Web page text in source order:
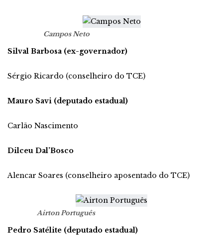
Campos Neto
Silval Barbosa (ex-governador)
Sérgio Ricardo (conselheiro do TCE)
Mauro Savi (deputado estadual)
Carlão Nascimento
Dilceu Dal’Bosco
Alencar Soares (conselheiro aposentado do TCE)
Airton Português
Pedro Satélite (deputado estadual)